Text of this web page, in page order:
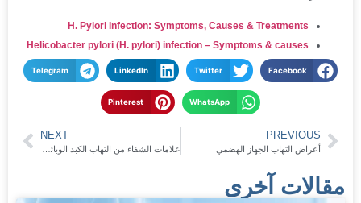
H. Pylori Infection: Symptoms, Causes & Treatments
Helicobacter pylori (H. pylori) infection – Symptoms & causes
Facebook
Twitter
LinkedIn
Telegram
WhatsApp
Pinterest
PREVIOUS
أعراض التهاب الجهاز الهضمي
NEXT
مقالات آخرى